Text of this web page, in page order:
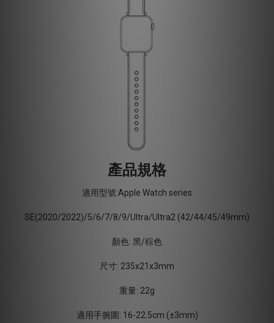
產品規格
適用型號:Apple Watch series
SE(2020/2022)/5/6/7/8/9/Ultra/Ultra2 (42/44/45/49mm)
顏色: 黑/棕色
尺寸: 235x21x3mm
重量: 22g
適用手腕圍: 16-22.5cm (±3mm)